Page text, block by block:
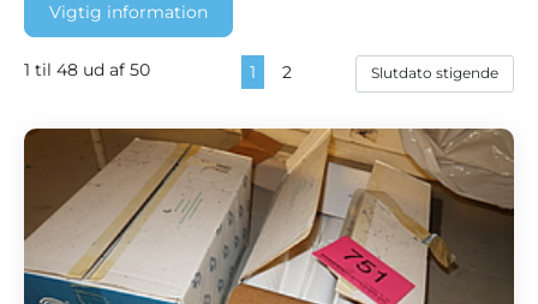
Vigtig information
1 til 48 ud af 50 1 2